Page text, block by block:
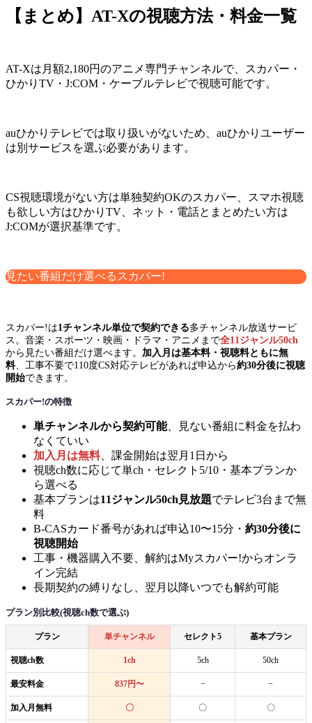
【まとめ】AT-Xの視聴方法・料金一覧
AT-Xは月額2,180円のアニメ専門チャンネルで、スカパー・
ひかりTV・J:COM・ケーブルテレビで視聴可能です。
auひかりテレビでは取り扱いがないため、auひかりユーザー
は別サービスを選ぶ必要があります。
CS視聴環境がない方は単独契約OKのスカパー、スマホ視聴
も欲しい方はひかりTV、ネット・電話とまとめたい方は
J:COMが選択基準です。
見たい番組だけ選べるスカパー!
スカパー!は1チャンネル単位で契約できる多チャンネル放送サービ
ス。音楽・スポーツ・映画・ドラマ・アニメまで全11ジャンル50ch
から見たい番組だけ選べます。 加入月は基本料・視聴料ともに無
料、工事不要で110度CS対応テレビがあれば申込から約30分後に視聴
開始できます。
スカパー!の特徴
単チャンネルから契約可能、見ない番組に料金を払わ
なくていい
加入月は無料、課金開始は翌月1日から
視聴ch数に応じて単ch・セレクト5/10・基本プランか
ら選べる
基本プランは11ジャンル50ch見放題でテレビ3台まで無
料
B-CASカード番号があれば申込10〜15分・ 約30分後に
視聴開始
工事・機器購入不要、解約はMyスカパー!からオンラ
イン完結
長期契約の縛りなし、翌月以降いつでも解約可能
プラン別比較(視聴ch数で選ぶ)
プラン 単チャンネル セレクト5 基本プラン
視聴ch数 1ch 5ch 50ch
最安料金 837円〜 − −
加入月無料 〇 〇 〇